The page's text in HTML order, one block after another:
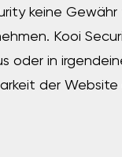
keine Gewähr
Kooi
oder in
der